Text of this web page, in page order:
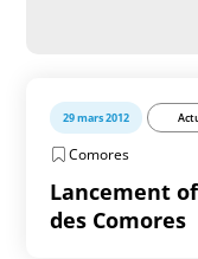
29 mars 2012
Comores
Lancement
des Comores